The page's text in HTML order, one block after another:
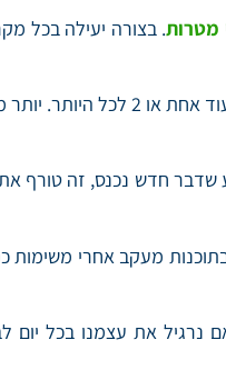
מטרות. בצורה יעילה בכל
השאיפה שלנו היא לצמצם את כמות המטרות הפעילות. אלה שאנחנו פועלים
חדש נכנס, זה טורף את
נרגיל את עצמנו בכל